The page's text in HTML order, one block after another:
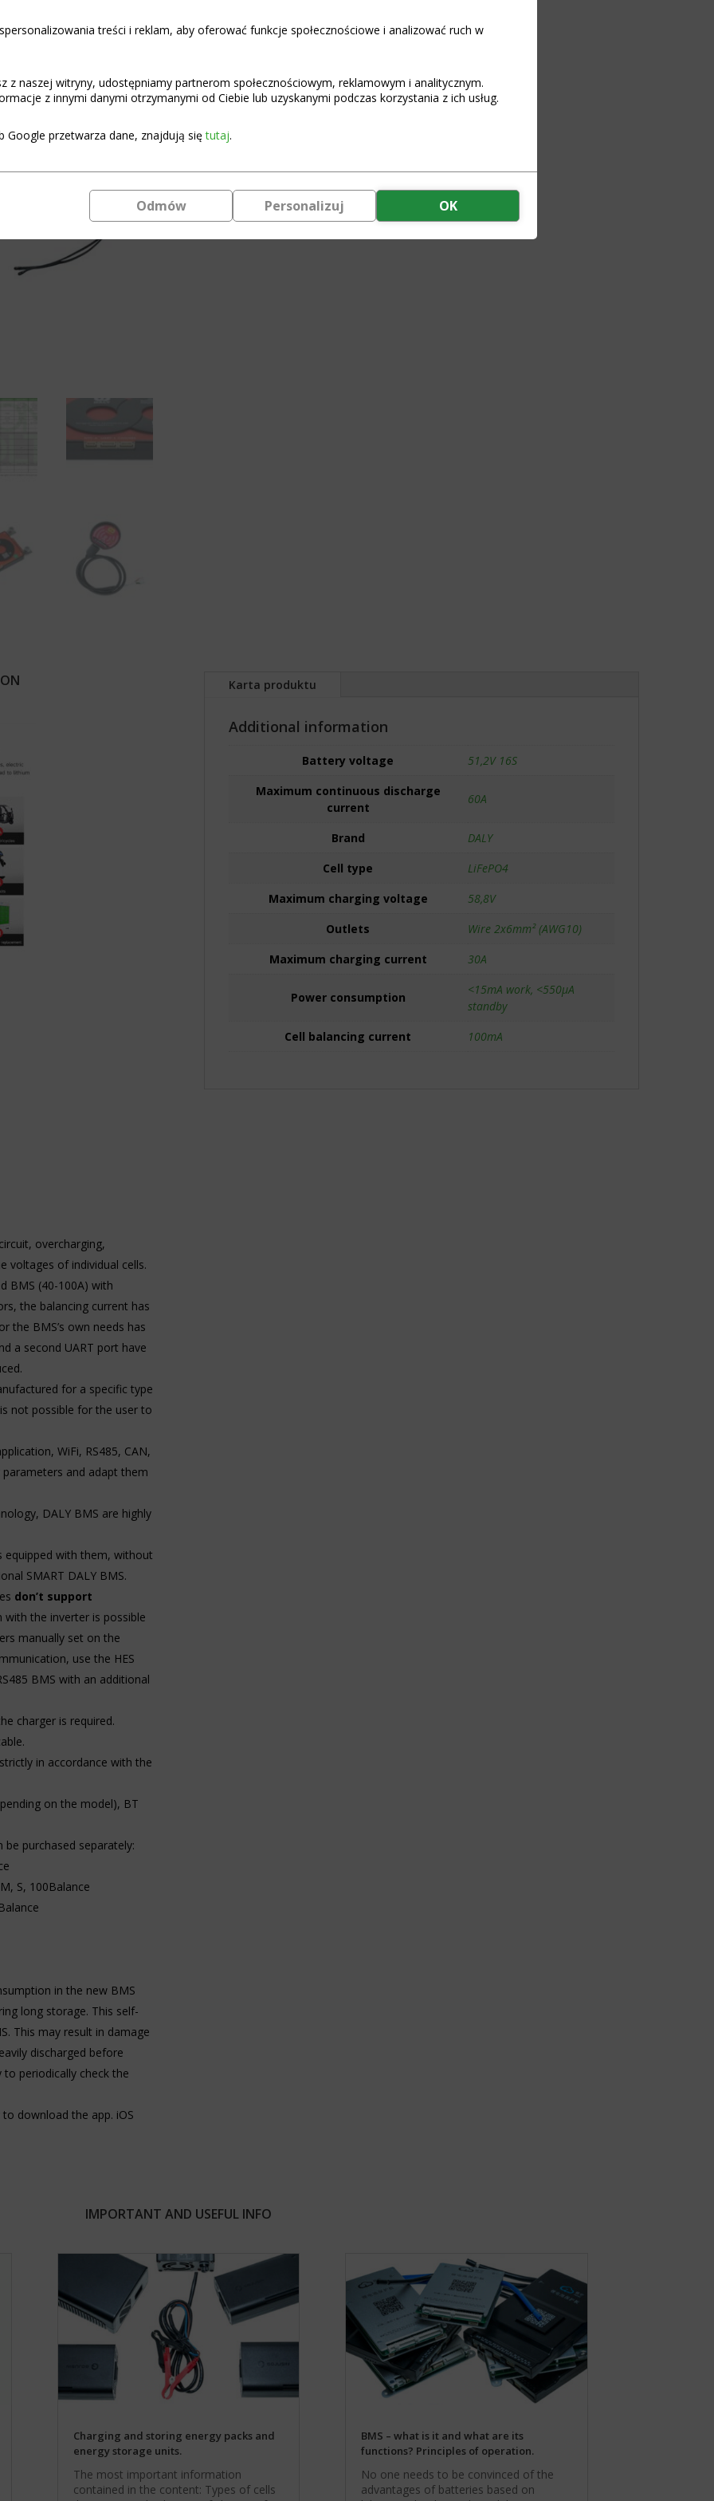
Smart
LiFePO4
16S
Series
Programmable
Bluetooth
and
Add to cart
Programmable BMS module for LiFePO4 packages
Principles of selecting a BMS for a battery pack
overcharging,
voltages of individual cells.
BMS (40-100A) with
the balancing current has
the BMS’s own needs has
a second UART port have
for a specific type
not possible for the user to
WiFi, RS485, CAN,
and adapt them
DALY BMS are highly
equipped with them, without
SMART DALY BMS.
don’t support
with the inverter is possible
manually set on the
use the HES
BMS with an additional
charger is required.
in accordance with the
on the model), BT
purchased separately:
S, 100Balance
in the new BMS
long storage. This self-
This may result in damage
discharged before
periodically check the
download the app. iOS
Karta produktu
Additional information
Battery voltage
51,2V 16S
Maximum continuous discharge
current
60A
Brand
DALY
Cell type
LiFePO4
Maximum charging voltage
58,8V
Outlets
Wire 2x6mm² (AWG10)
Maximum charging current
30A
Power consumption
<15mA work, <550µA
standby
Cell balancing current
100mA
IMPORTANT AND USEFUL INFO
Charging and storing energy packs and
energy storage units.
The most important information
contained in the content: Types of cells
BMS – what is it and what are its
functions? Principles of operation.
No one needs to be convinced of the
advantages of batteries based on
treści i reklam, aby oferować funkcje społecznościowe i analizować ruch w
z naszej witryny, udostępniamy partnerom społecznościowym, reklamowym i analitycznym.
z innymi danymi otrzymanymi od Ciebie lub uzyskanymi podczas korzystania z ich usług.
Google przetwarza dane, znajdują siętutaj.
OK
Personalizuj
Odmów